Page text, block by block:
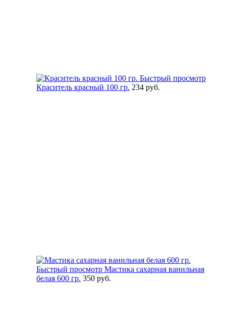
Быстрый просмотр
Краситель красный 100 гр. 234 руб.
Быстрый просмотр Мастика сахарная ванильная
белая 600 гр. 350 руб.